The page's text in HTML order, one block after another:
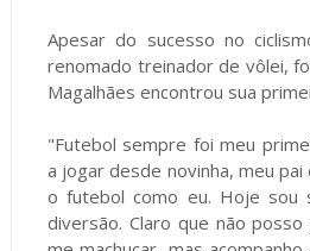
Apesar do sucesso no
renomado treinador de vôlei,
Magalhães encontrou sua
"Futebol sempre foi meu
a jogar desde novinha, meu
o futebol como eu. Hoje sou
diversão. Claro que não